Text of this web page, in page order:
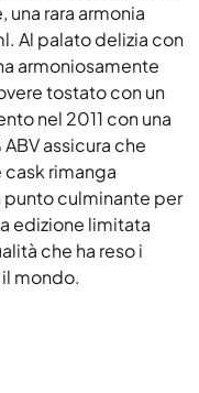
rara armonia
Al palato delizia con
armoniosamente
tostato con un
nel 2011 con una
assicura che
rimanga
culminante per
edizione limitata
che ha reso i
mondo.